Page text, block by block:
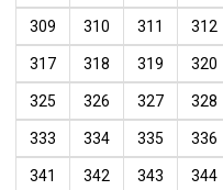
309 310 311 312
317 318 319 320
325 326 327 328
333 334 335 336
341 342 343 344